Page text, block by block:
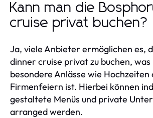
Kann man die
cruise privat buchen?
Ja, viele Anbieter ermöglichen es,
dinner cruise privat zu buchen,
besondere Anlässe wie Hochzeiten
Firmenfeiern ist. Hierbei können
gestaltete Menüs und private
arranged werden.